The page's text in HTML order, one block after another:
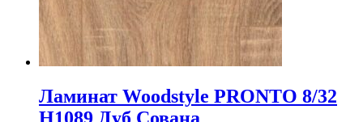
Ламинат Woodstyle PRONTO 8/32